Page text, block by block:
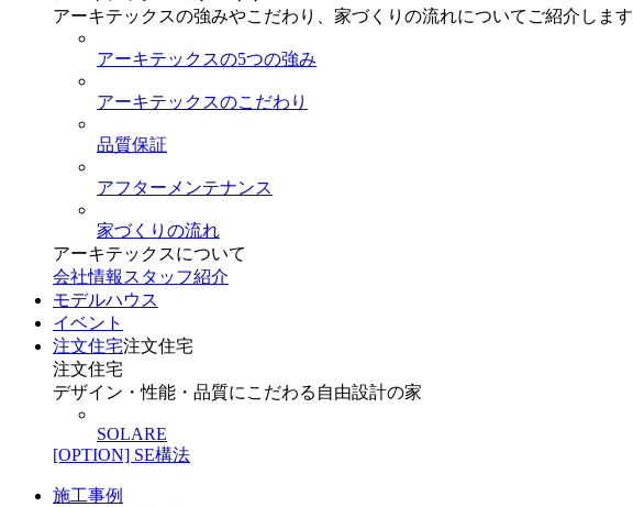
アーキテックスの強みやこだわり、家づくりの流れについてご紹介します
アーキテックスの5つの強み
アーキテックスのこだわり
品質保証
アフターメンテナンス
家づくりの流れ
アーキテックスについて
会社情報 スタッフ紹介
モデルハウス
イベント
注文住宅注文住宅
注文住宅
デザイン・性能・品質にこだわる自由設計の家
SOLARE
[OPTION] SE構法
施工事例